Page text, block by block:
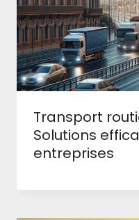
Transport
Solutions
entreprises